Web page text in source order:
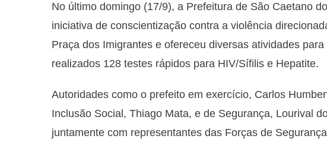
No último domingo (17/9), a Prefeitura de São Caetano
iniciativa de conscientização contra a violência
Praça dos Imigrantes e ofereceu diversas atividades
realizados 128 testes rápidos para HIV/Sífilis e Hepatite.
Autoridades como o prefeito em exercício, Carlos
Inclusão Social, Thiago Mata, e de Segurança, Lourival
juntamente com representantes das Forças de